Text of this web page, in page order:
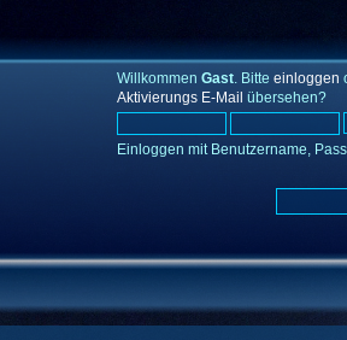
Willkommen Gast. Bitte einloggen
Aktivierungs E-Mail übersehen?
Einloggen mit Benutzername,